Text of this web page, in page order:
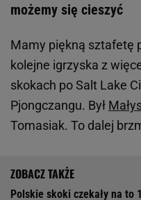
możemy się cieszyć
Mamy piękną sztafetę
kolejne igrzyska z
skokach po Salt Lake
Pjongczangu. Był
Tomasiak. To dalej
Polskie skoki czekały na to